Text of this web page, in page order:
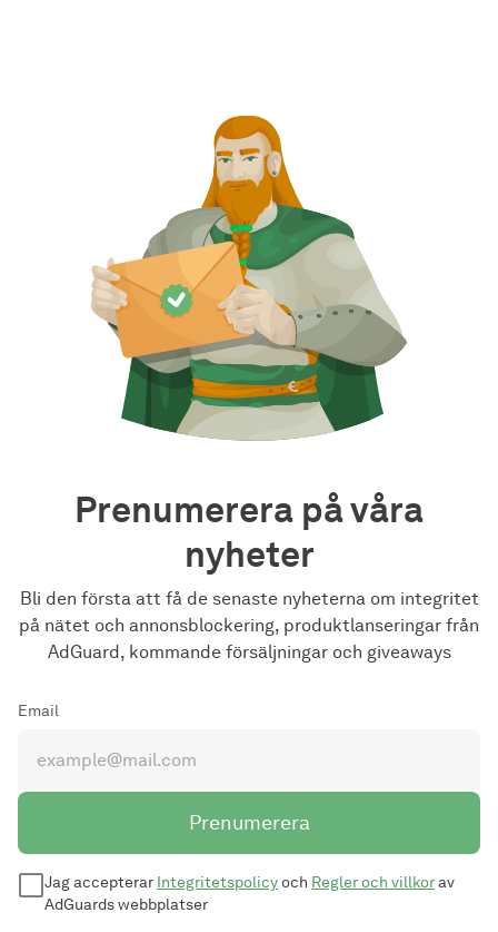
Prenumerera på våra
nyheter
Bli den första att få de senaste nyheterna om integritet
på nätet och annonsblockering, produktlanseringar från
AdGuard, kommande försäljningar och giveaways
Email
Prenumerera
Jag accepterar Integritetspolicyoch Regler och villkorav
AdGuards webbplatser